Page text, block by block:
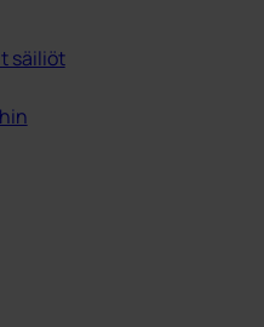
säiliöt